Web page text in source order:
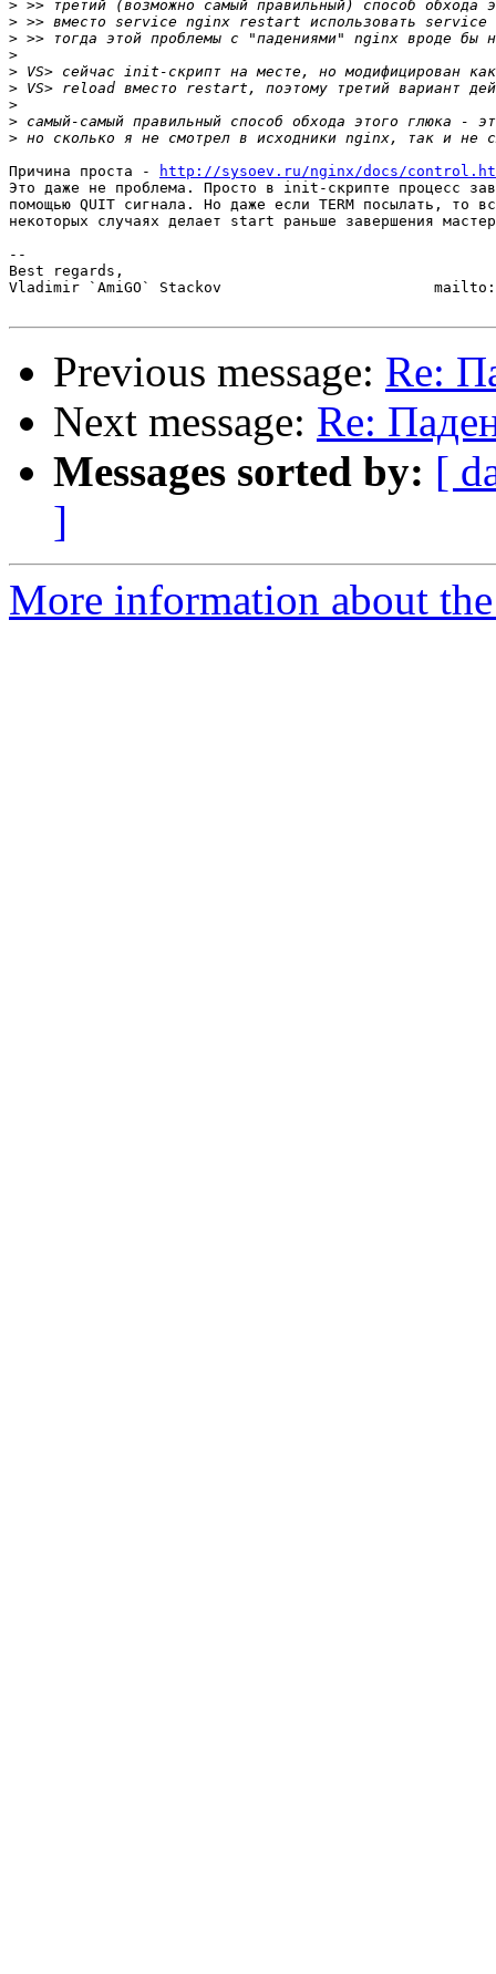
>
>
>
>
>
>
>
>
>
Причина проста -
http://sysoev.ru/nginx/docs/
Это даже не проблема. Просто в init-скрипте процесс
помощью QUIT сигнала. Но даже если TERM посылать, то
некоторых случаях делает start раньше завершения
--
Best regards,
Vladimir `AmiGO` Stackov                        mailto:
Previous message: Re:
Next message: Re:
Messages sorted by: [
]
More information about